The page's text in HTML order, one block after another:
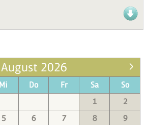
August 2026
Mi Do Fr Sa
So
1
2
5 6 7 8
9